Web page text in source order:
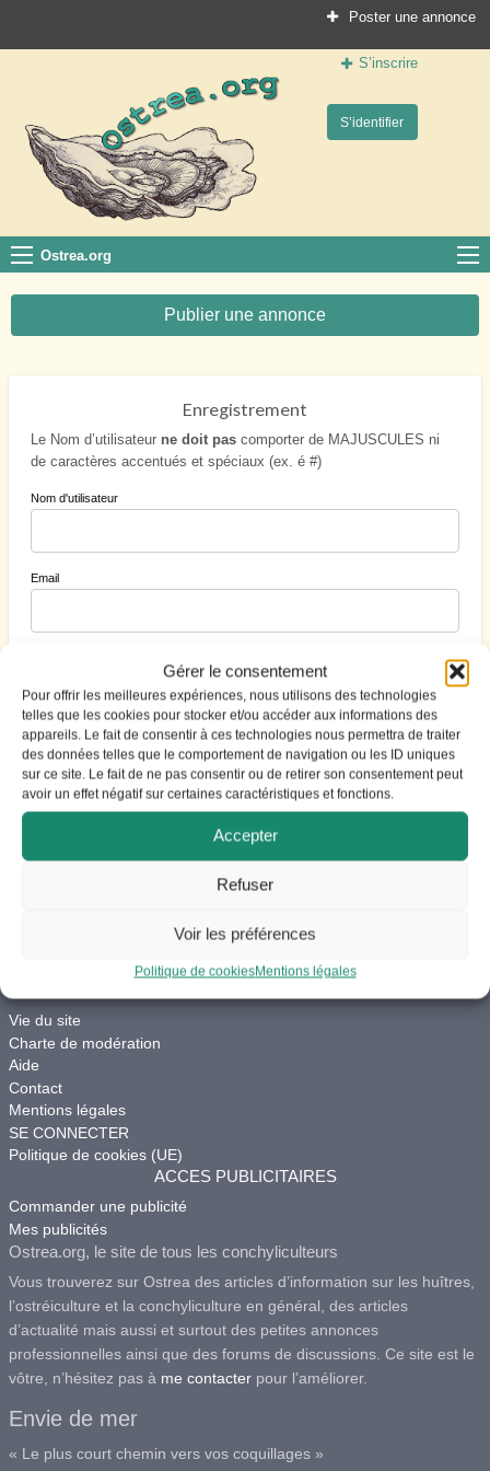
Gérer le consentement
Pour offrir les meilleures expériences, nous utilisons des technologies
telles que les cookies pour stocker et/ou accéder aux informations des
appareils. Le fait de consentir à ces technologies nous permettra de traiter
des données telles que le comportement de navigation ou les ID uniques
sur ce site. Le fait de ne pas consentir ou de retirer son consentement peut
avoir un effet négatif sur certaines caractéristiques et fonctions.
Accepter
Refuser
Voir les préférences
Politique de cookiesMentions légales
Poster une annonce
S’inscrire
S’identifier
Ostrea.org
Le site des professionnels de la conchyliculture
Ostrea.org
Publier une annonce
Enregistrement
Le Nom d’utilisateur ne doit pas comporter de MAJUSCULES ni
de caractères accentués et spéciaux (ex. é #)
Nom d'utilisateur
Email
Cacher
Vie du site
Charte de modération
Aide
Contact
Mentions légales
SE CONNECTER
Politique de cookies (UE)
ACCES PUBLICITAIRES
Commander une publicité
Mes publicités
Ostrea.org, le site de tous les conchyliculteurs
Vous trouverez sur Ostrea des articles d’information sur les huîtres,
l’ostréiculture et la conchyliculture en général, des articles
d’actualité mais aussi et surtout des petites annonces
professionnelles ainsi que des forums de discussions. Ce site est le
vôtre, n’hésitez pas à me contacter pour l’améliorer.
Envie de mer
« Le plus court chemin vers vos coquillages »